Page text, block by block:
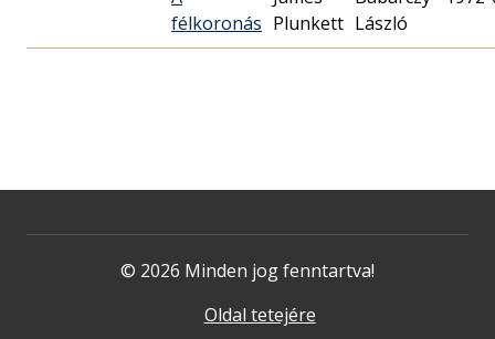
félkoronás Plunkett László
© 2026 Minden jog fenntartva!
Oldal tetejére